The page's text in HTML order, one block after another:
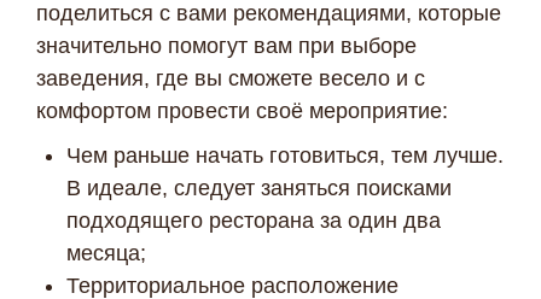
поделиться с вами рекомендациями, которые
значительно помогут вам при выборе
заведения, где вы сможете весело и с
комфортом провести своё мероприятие:
Чем раньше начать готовиться, тем лучше.
В идеале, следует заняться поисками
подходящего ресторана за один два
месяца;
Территориальное расположение